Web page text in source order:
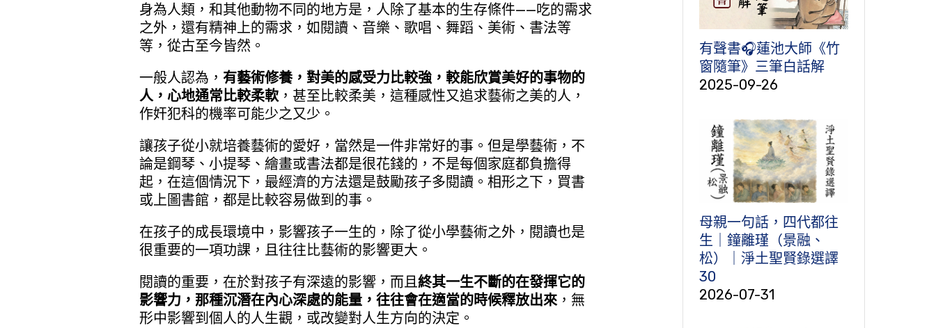
身為人類，和其他動物不同的地方是，人除了基本的生存條件——吃的需求
之外，還有精神上的需求，如閱讀、音樂、歌唱、舞蹈、美術、書法等
等，從古至今皆然。
一般人認為， 有藝術修養，對美的感受力比較強，較能欣賞美好的事物的
人，心地通常比較柔軟，甚至比較柔美，這種感性又追求藝術之美的人，
作奸犯科的機率可能少之又少。
讓孩子從小就培養藝術的愛好，當然是一件非常好的事。但是學藝術，不
論是鋼琴、小提琴、繪畫或書法都是很花錢的，不是每個家庭都負擔得
起，在這個情況下，最經濟的方法還是鼓勵孩子多閱讀。相形之下，買書
或上圖書館，都是比較容易做到的事。
在孩子的成長環境中，影響孩子一生的，除了從小學藝術之外，閱讀也是
很重要的一項功課，且往往比藝術的影響更大。
閱讀的重要，在於對孩子有深遠的影響，而且 終其一生不斷的在發揮它的
影響力，那種沉潛在內心深處的能量，往往會在適當的時候釋放出來，無
形中影響到個人的人生觀，或改變對人生方向的決定。
有聲書🎧蓮池大師《竹
窗隨筆》三筆白話解
2025-09-26
母親一句話，四代都往
生｜鐘離瑾（景融、
松）｜淨土聖賢錄選譯
30
2026-07-31